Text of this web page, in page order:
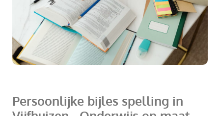
Persoonlijke bijles spelling in